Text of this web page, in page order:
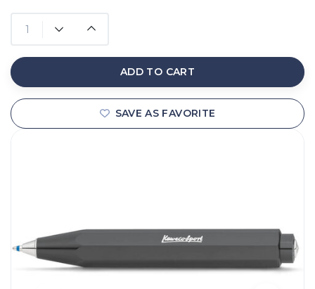
ADD TO CART
SAVE AS FAVORITE